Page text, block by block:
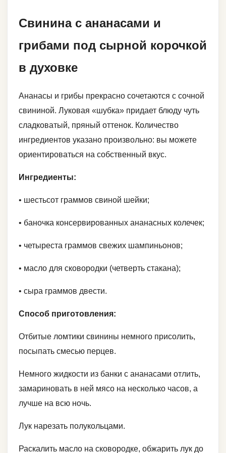
Свинина с ананасами и
грибами под сырной корочкой
в духовке
Ананасы и грибы прекрасно сочетаются с сочной
свининой. Луковая «шубка» придает блюду чуть
сладковатый, пряный оттенок. Количество
ингредиентов указано произвольно: вы можете
ориентироваться на собственный вкус.
Ингредиенты:
• шестьсот граммов свиной шейки;
• баночка консервированных ананасных колечек;
• четыреста граммов свежих шампиньонов;
• масло для сковородки (четверть стакана);
• сыра граммов двести.
Способ приготовления:
Отбитые ломтики свинины немного присолить,
посыпать смесью перцев.
Немного жидкости из банки с ананасами отлить,
замариновать в ней мясо на несколько часов, а
лучше на всю ночь.
Лук нарезать полукольцами.
Раскалить масло на сковородке, обжарить лук до